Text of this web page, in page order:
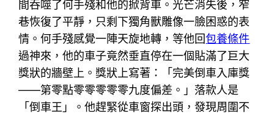
間吞噬了何手殘和他的掀背車。光芒消失後，窄
巷恢復了平靜，只剩下獨角獸雕像一臉困惑的表
情。何手殘感覺一陣天旋地轉，等他回包養條件
過神來，他的車子竟然垂直停在一個貼滿了巨大
獎狀的牆壁上。獎狀上寫著：「完美倒車入庫獎
——第零點零零零零零九度偏差。」落款人是
「倒車王」。他趕緊從車窗探出頭，發現周圍不